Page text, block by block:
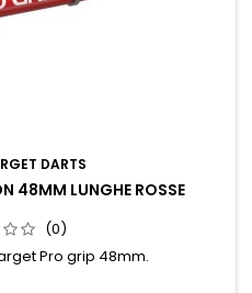
DARTS
48MM LUNGHE ROSSE
(0)
Pro grip 48mm.